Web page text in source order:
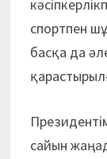
спортпен
басқа да
сайын